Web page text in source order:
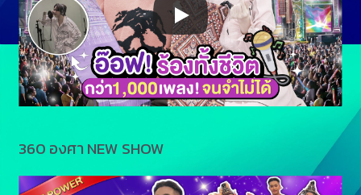
360 องศา NEW SHOW